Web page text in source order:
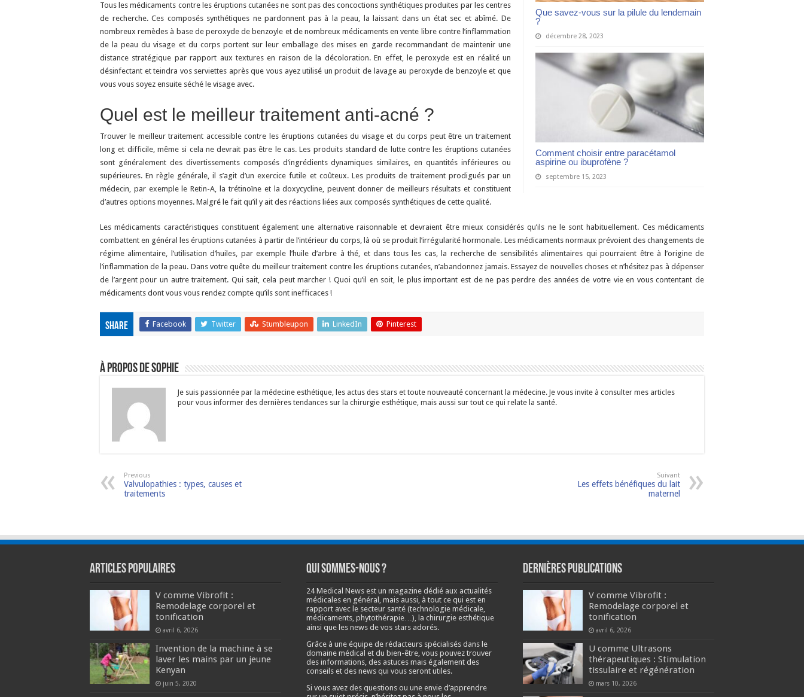
Que savez-vous sur la pilule du lendemain
?
décembre 28, 2023
Comment choisir entre paracétamol
aspirine ou ibuprofène ?
septembre 15, 2023
Tous les médicaments contre les éruptions cutanées ne sont pas des concoctions synthétiques produites par les centres
de recherche. Ces composés synthétiques ne pardonnent pas à la peau, la laissant dans un état sec et abîmé. De
nombreux remèdes à base de peroxyde de benzoyle et de nombreux médicaments en vente libre contre l’inflammation
de la peau du visage et du corps portent sur leur emballage des mises en garde recommandant de maintenir une
distance stratégique par rapport aux textures en raison de la décoloration. En effet, le peroxyde est en réalité un
désinfectant et teindra vos serviettes après que vous ayez utilisé un produit de lavage au peroxyde de benzoyle et que
vous vous soyez ensuite séché le visage avec.
Quel est le meilleur traitement anti-acné ?
Trouver le meilleur traitement accessible contre les éruptions cutanées du visage et du corps peut être un traitement
long et difficile, même si cela ne devrait pas être le cas. Les produits standard de lutte contre les éruptions cutanées
sont généralement des divertissements composés d’ingrédients dynamiques similaires, en quantités inférieures ou
supérieures. En règle générale, il s’agit d’un exercice futile et coûteux. Les produits de traitement prodigués par un
médecin, par exemple le Retin-A, la trétinoïne et la doxycycline, peuvent donner de meilleurs résultats et constituent
d’autres options moyennes. Malgré le fait qu’il y ait des réactions liées aux composés synthétiques de cette qualité.
Les médicaments caractéristiques constituent également une alternative raisonnable et devraient être mieux considérés qu’ils ne le sont habituellement. Ces médicaments
combattent en général les éruptions cutanées à partir de l’intérieur du corps, là où se produit l’irrégularité hormonale. Les médicaments normaux prévoient des changements de
régime alimentaire, l’utilisation d’huiles, par exemple l’huile d’arbre à thé, et dans tous les cas, la recherche de sensibilités alimentaires qui pourraient être à l’origine de
l’inflammation de la peau. Dans votre quête du meilleur traitement contre les éruptions cutanées, n’abandonnez jamais. Essayez de nouvelles choses et n’hésitez pas à dépenser
de l’argent pour un autre traitement. Qui sait, cela peut marcher ! Quoi qu’il en soit, le plus important est de ne pas perdre des années de votre vie en vous contentant de
médicaments dont vous vous rendez compte qu’ils sont inefficaces !
Share Facebook Twitter Stumbleupon LinkedIn Pinterest
À propos de Sophie
Je suis passionnée par la médecine esthétique, les actus des stars et toute nouveauté concernant la médecine. Je vous invite à consulter mes articles
pour vous informer des dernières tendances sur la chirurgie esthétique, mais aussi sur tout ce qui relate la santé.
Previous
Valvulopathies : types, causes et
traitements
Suivant
Les effets bénéfiques du lait
maternel
Articles populaires
V comme Vibrofit :
Remodelage corporel et
tonification
avril 6, 2026
Invention de la machine à se
laver les mains par un jeune
Kenyan
juin 5, 2020
Qui sommes-nous ?
24 Medical News est un magazine dédié aux actualités
médicales en général, mais aussi, à tout ce qui est en
rapport avec le secteur santé (technologie médicale,
médicaments, phytothérapie…), la chirurgie esthétique
ainsi que les news de vos stars adorés.
Grâce à une équipe de rédacteurs spécialisés dans le
domaine médical et du bien-être, vous pouvez trouver
des informations, des astuces mais également des
conseils et des news qui vous seront utiles.
Si vous avez des questions ou une envie d’apprendre
Dernières publications
V comme Vibrofit :
Remodelage corporel et
tonification
avril 6, 2026
U comme Ultrasons
thérapeutiques : Stimulation
tissulaire et régénération
mars 10, 2026